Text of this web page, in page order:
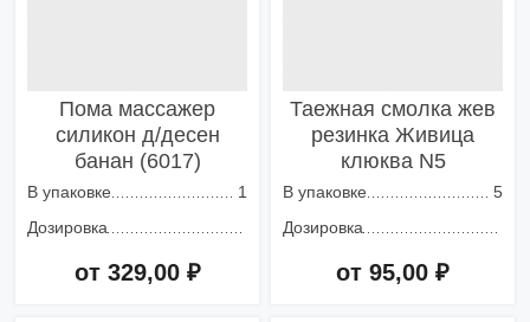
Пома массажер
силикон д/десен
банан (6017)
В упаковке
1
Дозировка
от 329,00 ₽
Таежная смолка жев
резинка Живица
клюква N5
В упаковке
5
Дозировка
от 95,00 ₽